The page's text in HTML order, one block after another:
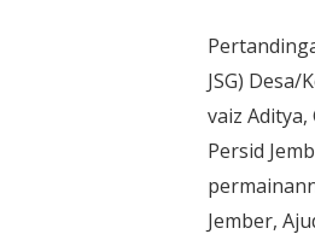
JSG)
vaiz
Persid
Jember,